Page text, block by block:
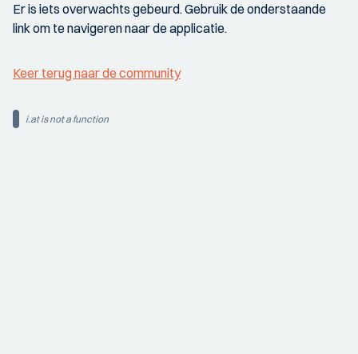
Er is iets overwachts gebeurd. Gebruik de onderstaande
link om te navigeren naar de applicatie.
Keer terug naar de community
i.at is not a function